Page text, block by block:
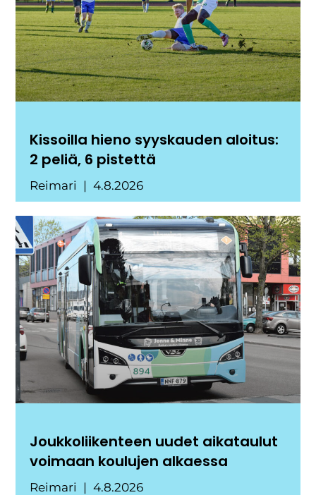
Kissoilla hieno syyskauden aloitus:
2 peliä, 6 pistettä
Reimari 4.8.2026
Joukkoliikenteen uudet aikataulut
voimaan koulujen alkaessa
Reimari 4.8.2026